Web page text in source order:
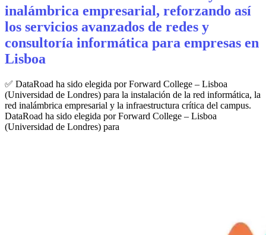
inalámbrica empresarial, reforzando así
los servicios avanzados de redes y
consultoría informática para empresas en
Lisboa
✅ DataRoad ha sido elegida por Forward College – Lisboa
(Universidad de Londres) para la instalación de la red informática, la
red inalámbrica empresarial y la infraestructura crítica del campus.
DataRoad ha sido elegida por Forward College – Lisboa
(Universidad de Londres) para